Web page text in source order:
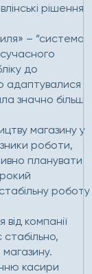
рішення
– “система
до
адаптувалися
значно більш
магазину у
роботи,
планувати
роботу
компанії
касири